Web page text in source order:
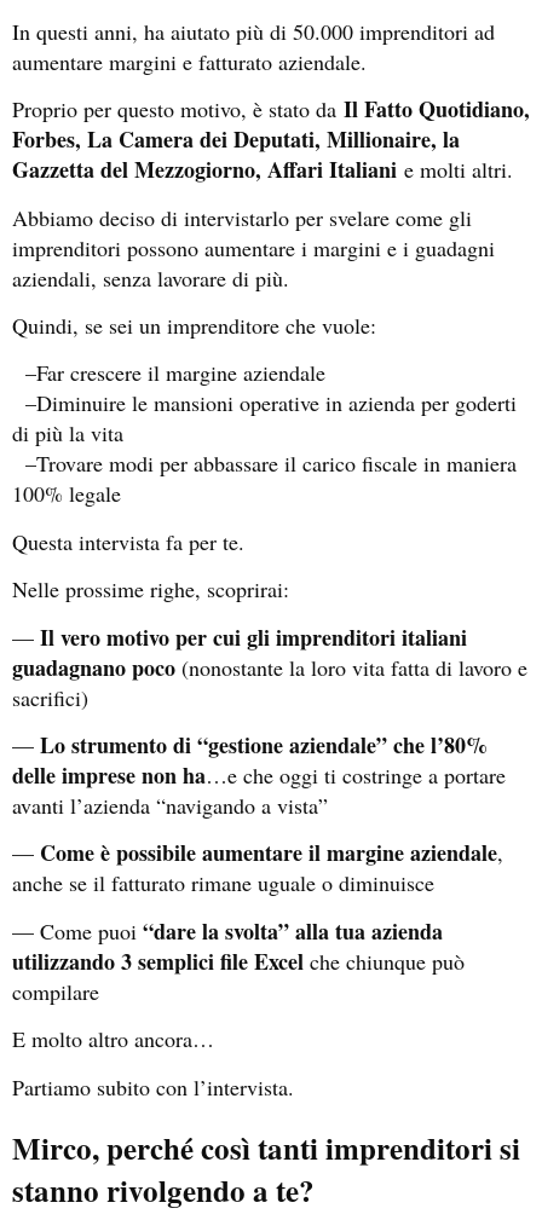
In questi anni, ha aiutato più di 50.000 imprenditori ad
aumentare margini e fatturato aziendale.
Proprio per questo motivo, è stato da Il Fatto Quotidiano,
Forbes, La Camera dei Deputati, Millionaire, la
Gazzetta del Mezzogiorno, Affari Italiani e molti altri.
Abbiamo deciso di intervistarlo per svelare come gli
imprenditori possono aumentare i margini e i guadagni
aziendali, senza lavorare di più.
Quindi, se sei un imprenditore che vuole:
–Far crescere il margine aziendale
–Diminuire le mansioni operative in azienda per goderti
di più la vita
–Trovare modi per abbassare il carico fiscale in maniera
100% legale
Questa intervista fa per te.
Nelle prossime righe, scoprirai:
— Il vero motivo per cui gli imprenditori italiani
guadagnano poco (nonostante la loro vita fatta di lavoro e
sacrifici)
— Lo strumento di “gestione aziendale” che l’80%
delle imprese non ha…e che oggi ti costringe a portare
avanti l’azienda “navigando a vista”
— Come è possibile aumentare il margine aziendale,
anche se il fatturato rimane uguale o diminuisce
— Come puoi “dare la svolta” alla tua azienda
utilizzando 3 semplici file Excel che chiunque può
compilare
E molto altro ancora…
Partiamo subito con l’intervista.
Mirco, perché così tanti imprenditori si
stanno rivolgendo a te?